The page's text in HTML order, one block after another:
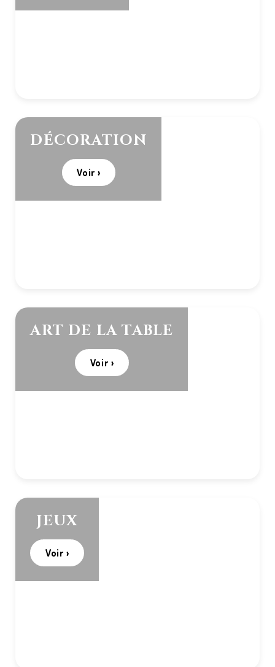
DÉCORATION
Voir ›
ART DE LA TABLE
Voir ›
JEUX
Voir ›